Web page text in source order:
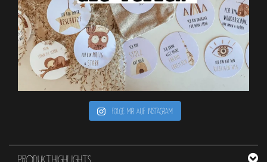
Folge mir auf Instagram
PRODUKTHIGHLIGHTS